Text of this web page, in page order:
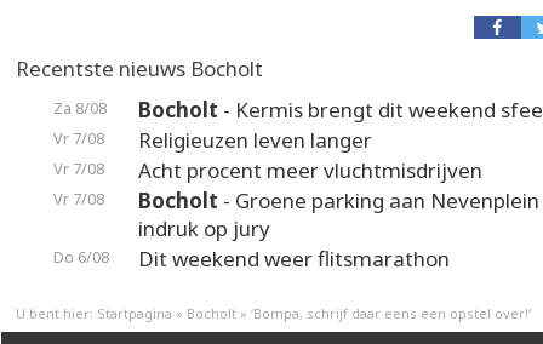
Recentste nieuws Bocholt
Za 8/08 Bocholt - Kermis brengt dit weekend
Vr 7/08 Religieuzen leven langer
Vr 7/08 Acht procent meer vluchtmisdrijven
Vr 7/08 Bocholt - Groene parking aan
indruk op jury
Do 6/08 Dit weekend weer flitsmarathon
U bent hier: Startpagina » Bocholt » ‘Bompa, schrijf daar eens een opstel over!‘